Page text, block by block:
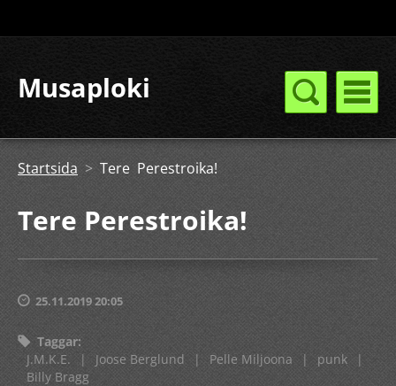
Musaploki
Startsida > Tere Perestroika!
Tere Perestroika!
25.11.2019 20:05
Taggar:
J.M.K.E.
| Joose Berglund | Pelle Miljoona | punk
|
Billy Bragg